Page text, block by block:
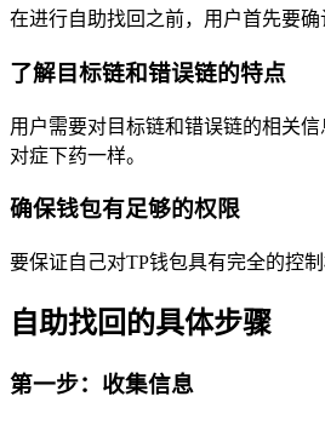
在进行自助找回之前，用户首先要
了解目标链和错误链的特点
用户需要对目标链和错误链的相关
对症下药一样。
确保钱包有足够的权限
要保证自己对TP钱包具有完全的控
自助找回的具体步骤
第一步：收集信息